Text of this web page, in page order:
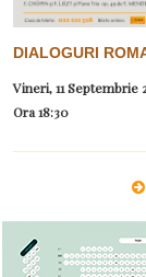
DIALOGURI
Vineri, 11 Septembrie
Ora18:30